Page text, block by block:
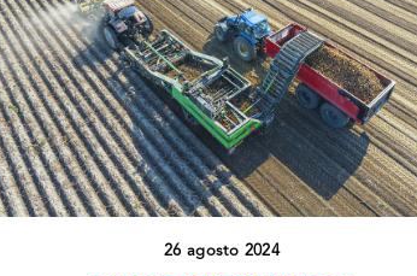
26 agosto 2024